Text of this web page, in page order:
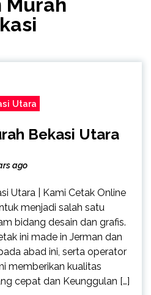
Murah
Utara
Bekasi Utara
ago
Utara | Kami Cetak Online
menjadi salah satu
bidang desain dan grafis.
ini made in Jerman dan
abad ini, serta operator
memberikan kualitas
cepat dan Keunggulan […]